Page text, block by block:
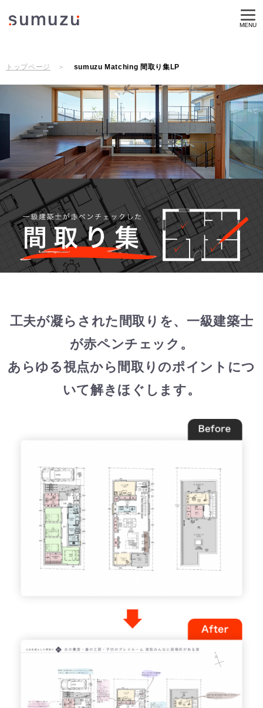
MENU
トップページ sumuzu Matching 間取り集LP
工夫が凝らされた間取りを、一級建築士
が赤ペンチェック。
あらゆる視点から間取りのポイントにつ
いて解きほぐします。